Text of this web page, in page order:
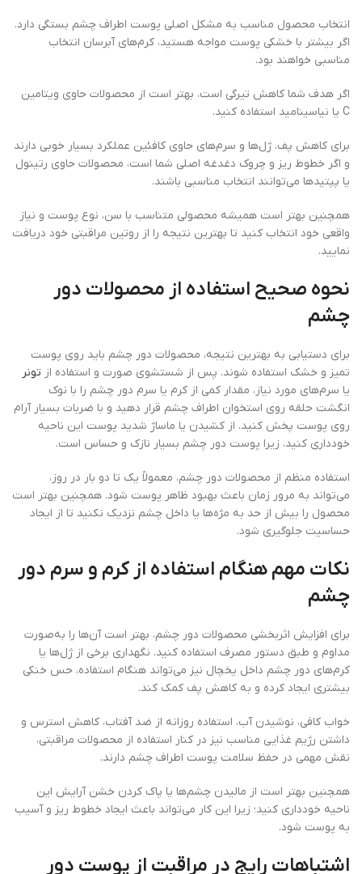
انتخاب محصول مناسب به مشکل اصلی پوست اطراف چشم بستگی دارد.
اگر بیشتر با خشکی پوست مواجه هستید، کرم‌های آبرسان انتخاب
مناسبی خواهند بود.
اگر هدف شما کاهش تیرگی است، بهتر است از محصولات حاوی ویتامین
C یا نیاسینامید استفاده کنید.
برای کاهش پف، ژل‌ها و سرم‌های حاوی کافئین عملکرد بسیار خوبی دارند
و اگر خطوط ریز و چروک دغدغه اصلی شما است، محصولات حاوی رتینول
یا پپتیدها می‌توانند انتخاب مناسبی باشند.
همچنین بهتر است همیشه محصولی متناسب با سن، نوع پوست و نیاز
واقعی خود انتخاب کنید تا بهترین نتیجه را از روتین مراقبتی خود دریافت
نمایید.
نحوه صحیح استفاده از محصولات دور
چشم
برای دستیابی به بهترین نتیجه، محصولات دور چشم باید روی پوست
تمیز و خشک استفاده شوند. پس از شستشوی صورت و استفاده از تونر
یا سرم‌های مورد نیاز، مقدار کمی از کرم یا سرم دور چشم را با نوک
انگشت حلقه روی استخوان اطراف چشم قرار دهید و با ضربات بسیار آرام
روی پوست پخش کنید. از کشیدن یا ماساژ شدید پوست این ناحیه
خودداری کنید، زیرا پوست دور چشم بسیار نازک و حساس است.
استفاده منظم از محصولات دور چشم، معمولاً یک تا دو بار در روز،
می‌تواند به مرور زمان باعث بهبود ظاهر پوست شود. همچنین بهتر است
محصول را بیش از حد به مژه‌ها یا داخل چشم نزدیک نکنید تا از ایجاد
حساسیت جلوگیری شود.
نکات مهم هنگام استفاده از کرم و سرم دور
چشم
برای افزایش اثربخشی محصولات دور چشم، بهتر است آن‌ها را به‌صورت
مداوم و طبق دستور مصرف استفاده کنید. نگهداری برخی از ژل‌ها یا
کرم‌های دور چشم داخل یخچال نیز می‌تواند هنگام استفاده، حس خنکی
بیشتری ایجاد کرده و به کاهش پف کمک کند.
خواب کافی، نوشیدن آب، استفاده روزانه از ضد آفتاب، کاهش استرس و
داشتن رژیم غذایی مناسب نیز در کنار استفاده از محصولات مراقبتی،
نقش مهمی در حفظ سلامت پوست اطراف چشم دارند.
همچنین بهتر است از مالیدن چشم‌ها یا پاک کردن خشن آرایش این
ناحیه خودداری کنید؛ زیرا این کار می‌تواند باعث ایجاد خطوط ریز و آسیب
به پوست شود.
اشتباهات رایج در مراقبت از پوست دور